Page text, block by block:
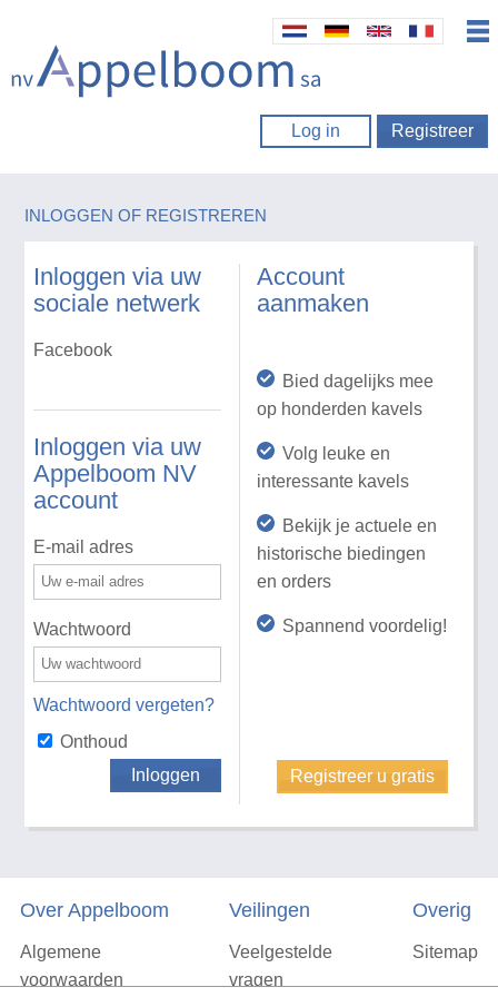
Log in Registreer
INLOGGEN OF REGISTREREN
Inloggen via uw
sociale netwerk
Facebook
Inloggen via uw
Appelboom NV
account
E-mail adres
Wachtwoord
Wachtwoord vergeten?
Onthoud
Inloggen
Account
aanmaken
Bied dagelijks mee
op honderden kavels
Volg leuke en
interessante kavels
Bekijk je actuele en
historische biedingen
en orders
Spannend voordelig!
Registreer u gratis
Over Appelboom
Algemene
voorwaarden
Veilingen
Veelgestelde
vragen
Overig
Sitemap